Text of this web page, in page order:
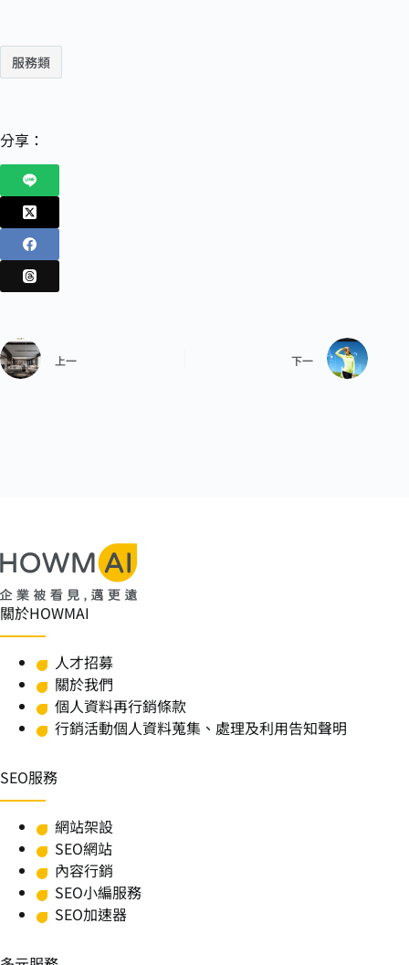
服務類
分享：
上一 下一
關於HOWMAI
人才招募
關於我們
個人資料再行銷條款
行銷活動個人資料蒐集、處理及利用告知聲明
SEO服務
網站架設
SEO網站
內容行銷
SEO小編服務
SEO加速器